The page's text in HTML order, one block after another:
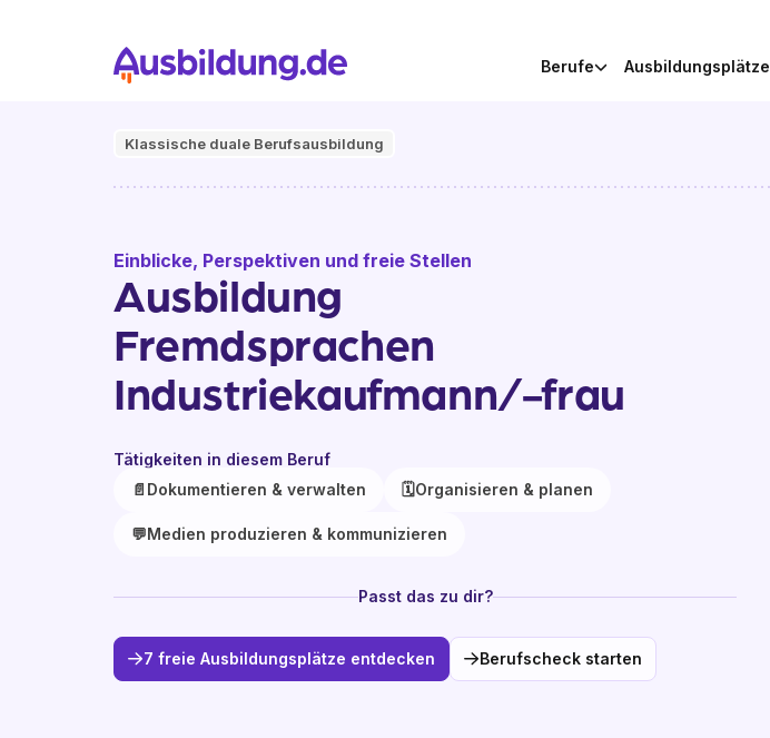
Berufe Ausbildungsplätze
Klassische duale Berufsausbildung
Einblicke, Perspektiven und freie Stellen
Ausbildung
Fremdsprachen
Industriekaufmann/-frau
Tätigkeiten in diesem Beruf
📄 Dokumentieren & verwalten 🗓️Organisieren & planen
💬Medien produzieren & kommunizieren
Passt das zu dir?
7 freie Ausbildungsplätze entdecken Berufscheck starten